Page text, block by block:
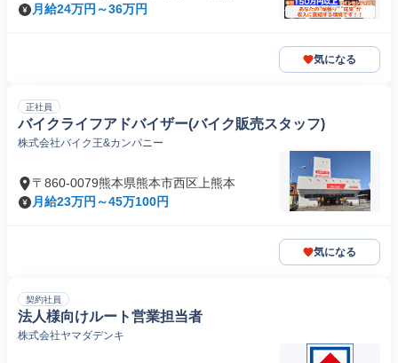
月給24万円～36万円
気になる
正社員
バイクライフアドバイザー(バイク販売スタッフ)
株式会社バイク王&カンパニー
〒860-0079熊本県熊本市西区上熊本
月給23万円～45万100円
気になる
契約社員
法人様向けルート営業担当者
株式会社ヤマダデンキ